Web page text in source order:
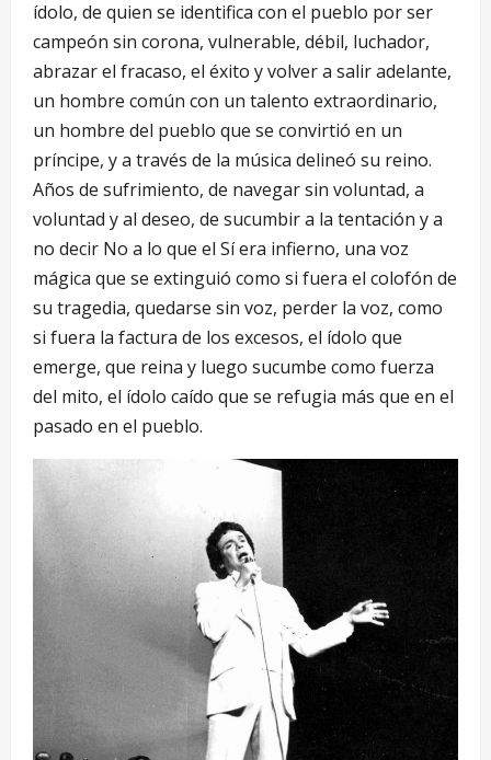
ídolo, de quien se identifica con el pueblo por ser
campeón sin corona, vulnerable, débil, luchador,
abrazar el fracaso, el éxito y volver a salir adelante,
un hombre común con un talento extraordinario,
un hombre del pueblo que se convirtió en un
príncipe, y a través de la música delineó su reino.
Años de sufrimiento, de navegar sin voluntad, a
voluntad y al deseo, de sucumbir a la tentación y a
no decir No a lo que el Sí era infierno, una voz
mágica que se extinguió como si fuera el colofón de
su tragedia, quedarse sin voz, perder la voz, como
si fuera la factura de los excesos, el ídolo que
emerge, que reina y luego sucumbe como fuerza
del mito, el ídolo caído que se refugia más que en el
pasado en el pueblo.